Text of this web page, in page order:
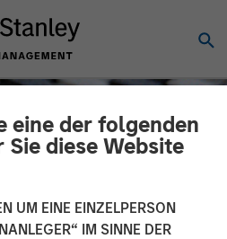
eine der folgenden
diese Website
UM EINE EINZELPERSON
IM SINNE DER